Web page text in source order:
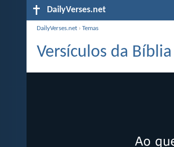
DailyVerses.net
DailyVerses.net ›Temas
Versículos da